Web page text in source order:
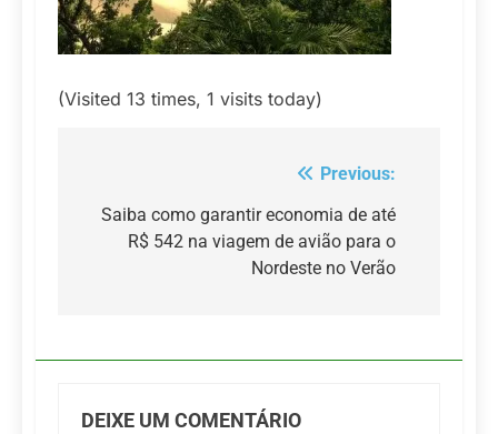
(Visited 13 times, 1 visits today)
de
Previous:
Saiba como garantir economia de até
R$ 542 na viagem de avião para o
Nordeste no Verão
DEIXE UM COMENTÁRIO